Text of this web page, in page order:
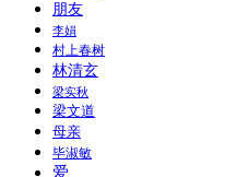
朋友
李娟
村上春树
林清玄
梁实秋
梁文道
母亲
毕淑敏
爱